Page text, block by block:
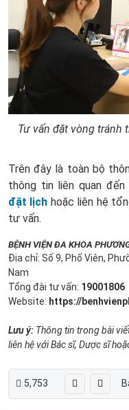
Tư vấn đặt vòng tránh
Trên đây là toàn bộ
thông tin liên quan đến
đặt lịch hoặc liên hệ
tư vấn.
BỆNH VIỆN ĐA KHOA
Địa chỉ: Số 9, Phố Viên,
Nam
Tổng đài tư vấn: 19001806
Website: https://
Lưu ý: Thông tin trong bài
liên hệ với Bác sĩ, Dược sĩ
5,753